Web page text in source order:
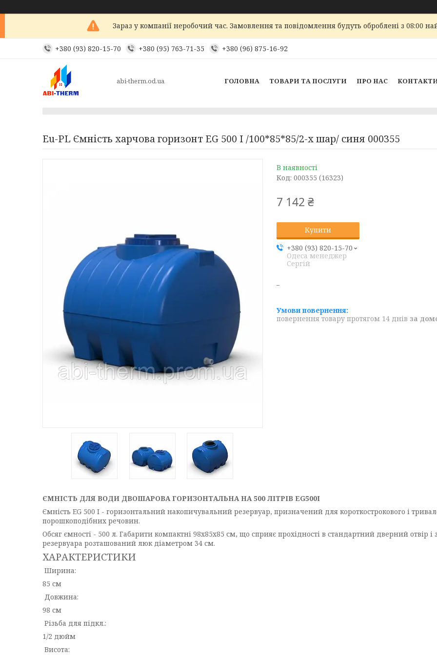
Зараз у компанії неробочий час. Замовлення та повідомлення будуть оброблені з 08:00
+380 (93) 820-15-70 +380 (95) 763-71-35 +380 (96) 875-16-92
abi-therm.od.ua ГОЛОВНА ТОВАРИ ТА ПОСЛУГИ ПРО НАС
Eu-PL Ємність харчова горизонт EG 500 I /100*85*85/2-х шар/ синя 000355
В наявності
Код: 000355 (16323)
7 142 ₴
Купити
+380 (93) 820-15-70
Одеса менеджер
Сергій
повернення товару протягом 14 днів за
ЄМНІСТЬ ДЛЯ ВОДИ ДВОШАРОВА ГОРИЗОНТАЛЬНА НА 500 ЛІТРІВ EG500І
Ємність EG 500 І - горизонтальний накопичувальний резервуар, призначений для короткострокового і
порошкоподібних речовин.
Обсяг ємності - 500 л. Габарити компактні 98х85х85 см, що сприяє прохідності в стандартний дверний отвір
резервуара розташований люк діаметром 34 см.
ХАРАКТЕРИСТИКИ
Ширина:
85 см
Довжина:
98 см
Різьба для підкл.:
1/2 дюйм
Висота: